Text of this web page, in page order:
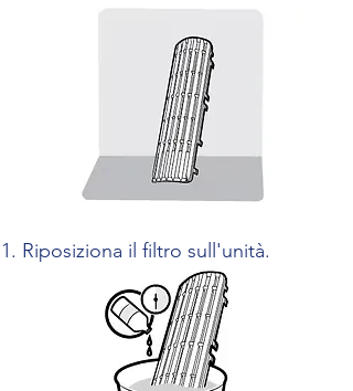
Riposiziona il filtro sull'unità.